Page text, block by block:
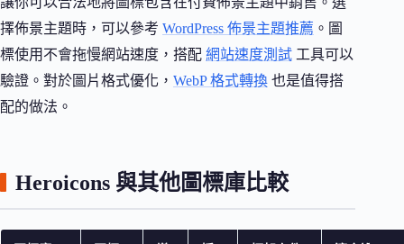
擇佈景主題時，可以參考 WordPress 佈景主題推薦 。圖
標使用不會拖慢網站速度，搭配 網站速度測試 工具可以
驗證。對於圖片格式優化， WebP 格式轉換 也是值得搭
配的做法。
Heroicons 與其他圖標庫比較